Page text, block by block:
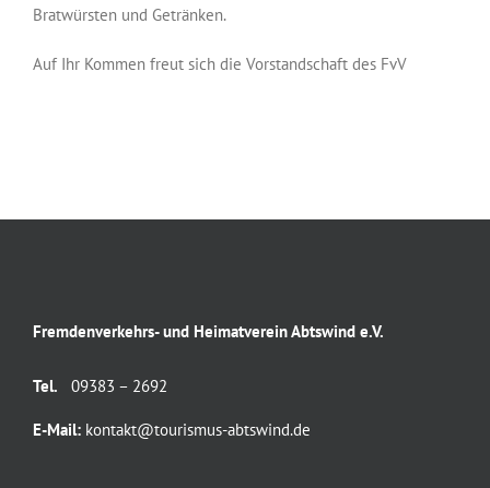
Bratwürsten und Getränken.
Auf Ihr Kommen freut sich die Vorstandschaft des FvV
Fremdenverkehrs- und Heimatverein Abtswind e.V.
Tel. 09383 – 2692
E-Mail: kontakt@tourismus-abtswind.de